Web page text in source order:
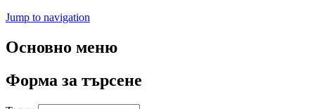
Jump to navigation
Основно меню
Форма за търсене